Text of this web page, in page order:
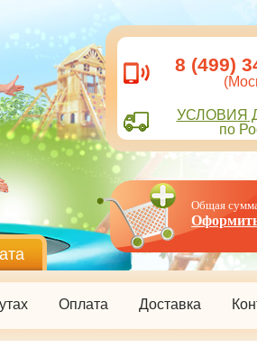
Общая
Оформить
8 (499)
УСЛОВИЯ
по
Оплата Доставка